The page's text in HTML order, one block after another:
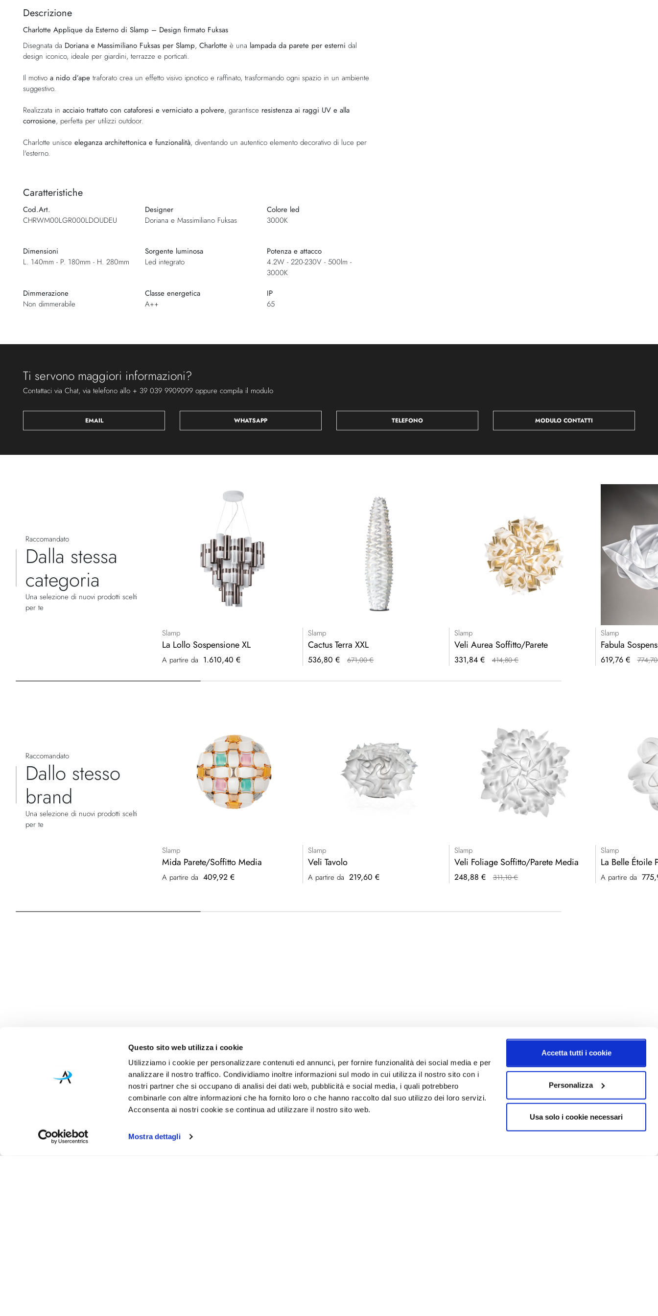
Questo sito web utilizza i cookie
Utilizziamo i cookie per personalizzare contenuti ed annunci, per fornire funzionalità dei social media e per
analizzare il nostro traffico. Condividiamo inoltre informazioni sul modo in cui utilizza il nostro sito con i
nostri partner che si occupano di analisi dei dati web, pubblicità e social media, i quali potrebbero
combinarle con altre informazioni che ha fornito loro o che hanno raccolto dal suo utilizzo dei loro servizi.
Acconsenta ai nostri cookie se continua ad utilizzare il nostro sito web.
Mostra dettagli
Accetta tutti i cookie
Personalizza
Usa solo i cookie necessari
della
di
immagini
Descrizione
Charlotte Applique da Esterno di Slamp – Design firmato Fuksas
Disegnata da Doriana e Massimiliano Fuksas per Slamp, Charlotte è una lampada da parete per esterni dal
design iconico, ideale per giardini, terrazze e porticati.
Il motivo a nido d’ape traforato crea un effetto visivo ipnotico e raffinato, trasformando ogni spazio in un ambiente
suggestivo.
Realizzata in acciaio trattato con cataforesi e verniciato a polvere, garantisce resistenza ai raggi UV e alla
corrosione, perfetta per utilizzi outdoor.
Charlotte unisce eleganza architettonica e funzionalità, diventando un autentico elemento decorativo di luce per
l'esterno.
Caratteristiche
Cod.Art.
CHRWM00LGR000LDOUDEU
Designer
Doriana e Massimiliano Fuksas
Colore led
3000K
Dimensioni
L. 140mm - P. 180mm - H. 280mm
Sorgente luminosa
Led integrato
Potenza e attacco
4.2W - 220-230V - 500lm -
3000K
Dimmerazione
Non dimmerabile
Classe energetica
A++
IP
65
Ti servono maggiori informazioni?
Contattaci via Chat, via telefono allo + 39 039 9909099 oppure compila il modulo
EMAIL WHATSAPP TELEFONO MODULO CONTATTI
Raccomandato
Dalla stessa
categoria
Una selezione di nuovi prodotti scelti
per te
Slamp
La Lollo Sospensione XL
A partire da 1.610,40 €
Slamp
Cactus Terra XXL
Prezzo
536,80 € 671,00 €
Slamp
Veli Aurea Soffitto/Parete
Prezzo
331,84 € 414,80 €
Slamp
Fabula
Prezzo
619,76 €
Raccomandato
Dallo stesso
brand
Una selezione di nuovi prodotti scelti
per te
Slamp
Mida Parete/Soffitto Media
A partire da 409,92 €
Slamp
Veli Tavolo
A partire da 219,60 €
Slamp
Veli Foliage Soffitto/Parete Media
Prezzo
248,88 € 311,10 €
Slamp
La Belle Étoile
A partire da